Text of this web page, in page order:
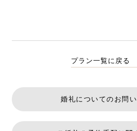
プラン一覧に戻る
婚礼についてのお問